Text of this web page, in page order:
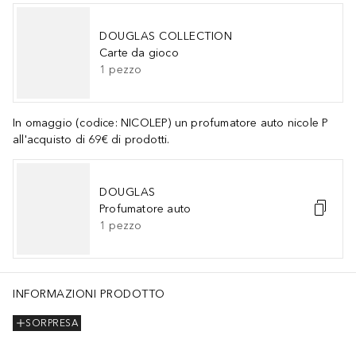
DOUGLAS COLLECTION
Carte da gioco
1 pezzo
In omaggio (codice: NICOLEP) un profumatore auto nicole P
all'acquisto di 69€ di prodotti.
DOUGLAS
Profumatore auto
1 pezzo
INFORMAZIONI PRODOTTO
SORPRESA